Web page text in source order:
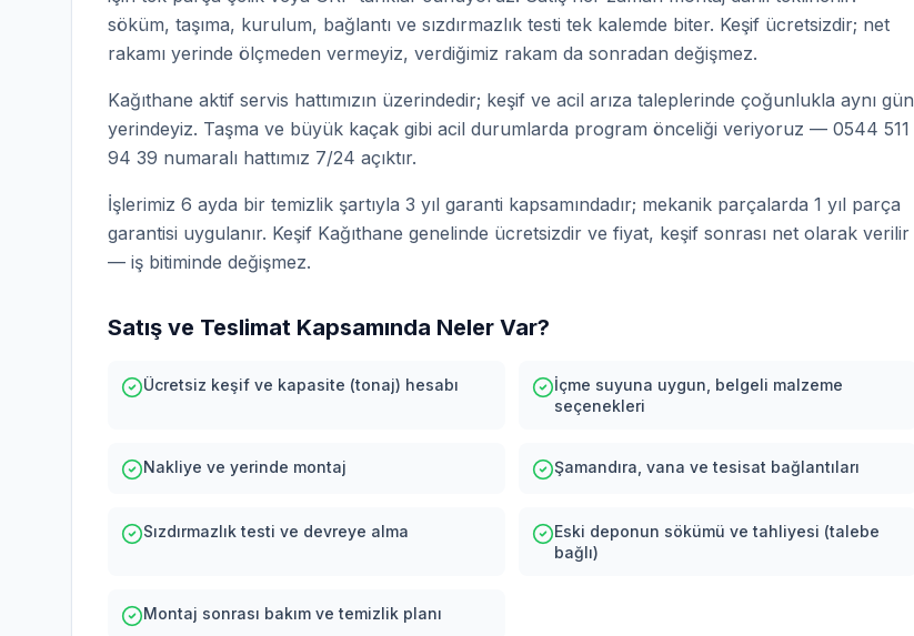
söküm, taşıma, kurulum, bağlantı ve sızdırmazlık testi tek kalemde biter. Keşif ücretsizdir; net
rakamı yerinde ölçmeden vermeyiz, verdiğimiz rakam da sonradan değişmez.
Kağıthane aktif servis hattımızın üzerindedir; keşif ve acil arıza taleplerinde çoğunlukla aynı gün
yerindeyiz. Taşma ve büyük kaçak gibi acil durumlarda program önceliği veriyoruz — 0544 511
94 39 numaralı hattımız 7/24 açıktır.
İşlerimiz 6 ayda bir temizlik şartıyla 3 yıl garanti kapsamındadır; mekanik parçalarda 1 yıl parça
garantisi uygulanır. Keşif Kağıthane genelinde ücretsizdir ve fiyat, keşif sonrası net olarak verilir
— iş bitiminde değişmez.
Satış ve Teslimat Kapsamında Neler Var?
Ücretsiz keşif ve kapasite (tonaj) hesabı
İçme suyuna uygun, belgeli malzeme
seçenekleri
Nakliye ve yerinde montaj Şamandıra, vana ve tesisat bağlantıları
Sızdırmazlık testi ve devreye alma
Eski deponun sökümü ve tahliyesi (talebe
bağlı)
Montaj sonrası bakım ve temizlik planı